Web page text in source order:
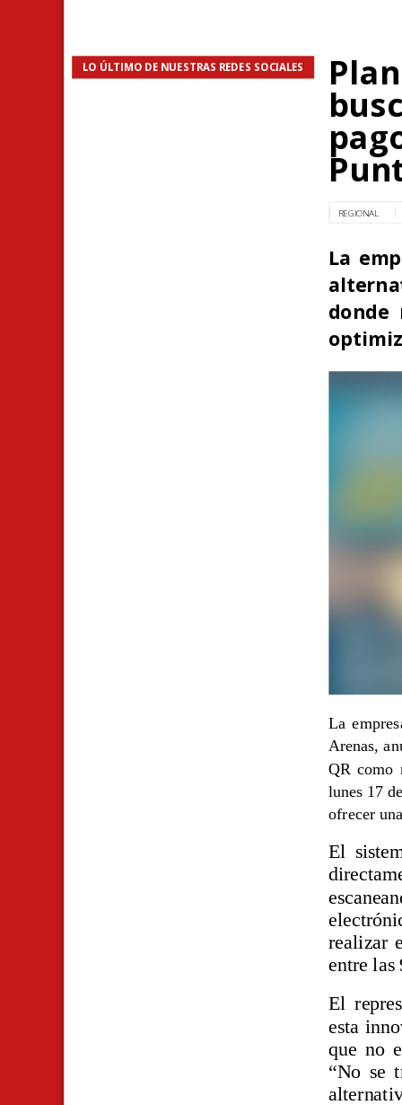
LO ÚLTIMO DE NUESTRAS REDES SOCIALES
REGIONAL
La
donde
La
Arenas,
QR como
lunes 17
ofrecer
El
realizar
entre las
El
esta
que no
“No se